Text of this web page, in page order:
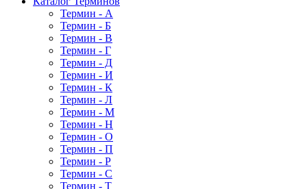
Термин - А
Термин - Б
Термин - В
Термин - Г
Термин - Д
Термин - И
Термин - К
Термин - Л
Термин - М
Термин - Н
Термин - О
Термин - П
Термин - Р
Термин - С
Термин - Т